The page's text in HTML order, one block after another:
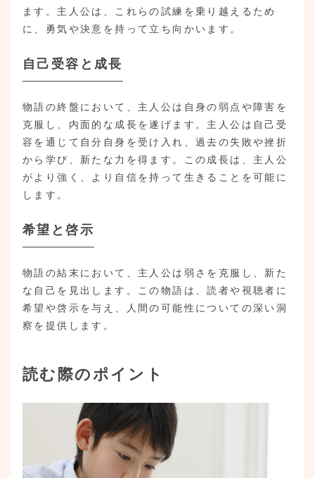
ます。主人公は、これらの試練を乗り越えるため
に、勇気や決意を持って立ち向かいます。
自己受容と成長
物語の終盤において、主人公は自身の弱点や障害を
克服し、内面的な成長を遂げます。主人公は自己受
容を通じて自分自身を受け入れ、過去の失敗や挫折
から学び、新たな力を得ます。この成長は、主人公
がより強く、より自信を持って生きることを可能に
します。
希望と啓示
物語の結末において、主人公は弱さを克服し、新た
な自己を見出します。この物語は、読者や視聴者に
希望や啓示を与え、人間の可能性についての深い洞
察を提供します。
読む際のポイント